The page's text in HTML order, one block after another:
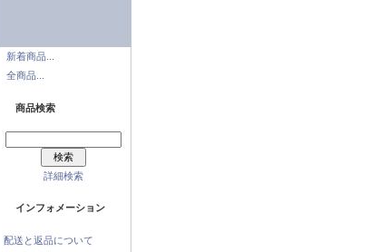
新着商品...
全商品...
商品検索
詳細検索
インフォメーション
配送と返品について